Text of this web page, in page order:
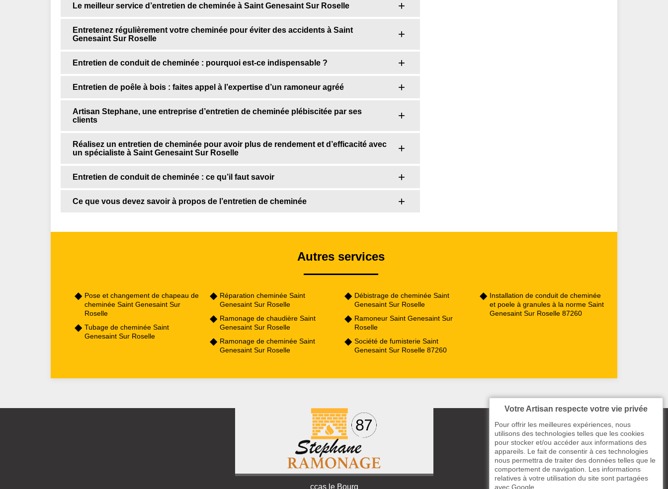
Le meilleur service d’entretien de cheminée à Saint Genesaint Sur Roselle
Entretenez régulièrement votre cheminée pour éviter des accidents à Saint
Genesaint Sur Roselle
Entretien de conduit de cheminée : pourquoi est-ce indispensable ?
Entretien de poêle à bois : faites appel à l’expertise d’un ramoneur agréé
Artisan Stephane, une entreprise d’entretien de cheminée plébiscitée par ses
clients
Réalisez un entretien de cheminée pour avoir plus de rendement et d’efficacité avec
un spécialiste à Saint Genesaint Sur Roselle
Entretien de conduit de cheminée : ce qu’il faut savoir
Ce que vous devez savoir à propos de l’entretien de cheminée
Autres services
Pose et changement de chapeau de
cheminée Saint Genesaint Sur
Roselle
Tubage de cheminée Saint
Genesaint Sur Roselle
Réparation cheminée Saint
Genesaint Sur Roselle
Ramonage de chaudière Saint
Genesaint Sur Roselle
Ramonage de cheminée Saint
Genesaint Sur Roselle
Débistrage de cheminée Saint
Genesaint Sur Roselle
Ramoneur Saint Genesaint Sur
Roselle
Société de fumisterie Saint
Genesaint Sur Roselle 87260
Installation de conduit de cheminée
et poele à granules à la norme Saint
Genesaint Sur Roselle 87260
ccas le Bourg
Votre Artisan respecte votre vie privée
Pour offrir les meilleures expériences, nous
utilisons des technologies telles que les cookies
pour stocker et/ou accéder aux informations des
appareils. Le fait de consentir à ces technologies
nous permettra de traiter des données telles que le
comportement de navigation. Les informations
relatives à votre utilisation du site sont partagées
avec Google.